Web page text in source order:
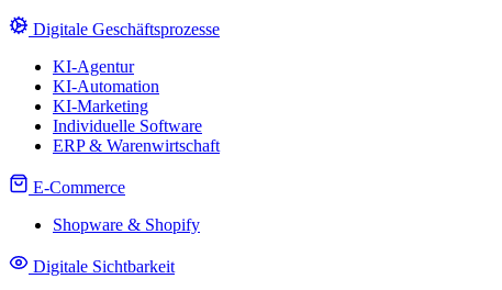
Digitale Geschäftsprozesse
KI-Agentur
KI-Automation
KI-Marketing
Individuelle Software
ERP & Warenwirtschaft
E-Commerce
Shopware & Shopify
Digitale Sichtbarkeit